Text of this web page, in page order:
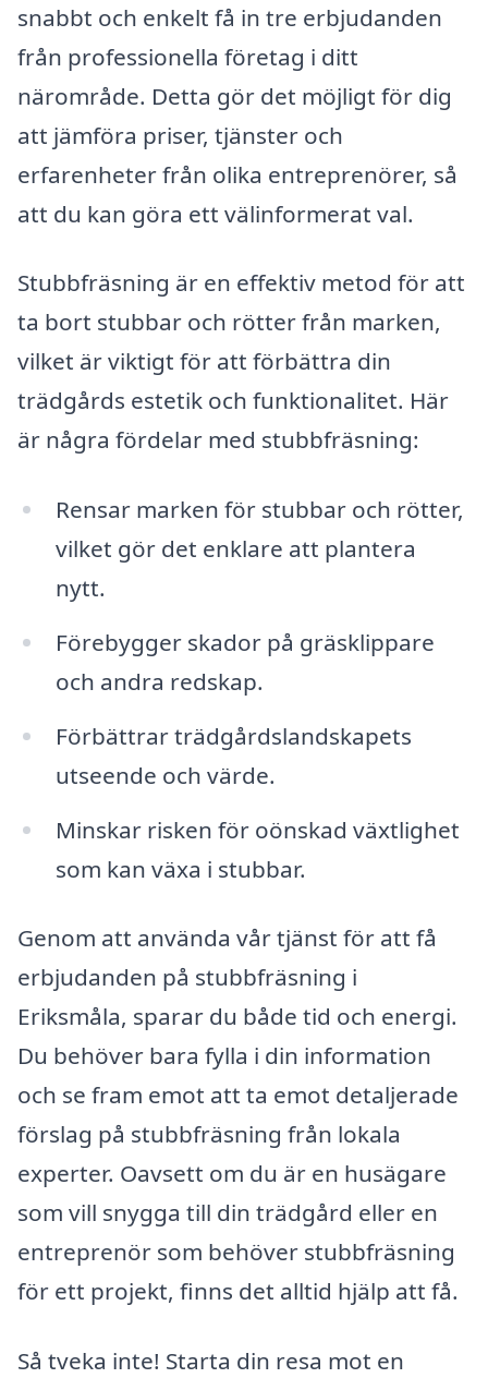
snabbt och enkelt få in tre erbjudanden
från professionella företag i ditt
närområde. Detta gör det möjligt för dig
att jämföra priser, tjänster och
erfarenheter från olika entreprenörer, så
att du kan göra ett välinformerat val.
Stubbfräsning är en effektiv metod för att
ta bort stubbar och rötter från marken,
vilket är viktigt för att förbättra din
trädgårds estetik och funktionalitet. Här
är några fördelar med stubbfräsning:
Rensar marken för stubbar och rötter,
vilket gör det enklare att plantera
nytt.
Förebygger skador på gräsklippare
och andra redskap.
Förbättrar trädgårdslandskapets
utseende och värde.
Minskar risken för oönskad växtlighet
som kan växa i stubbar.
Genom att använda vår tjänst för att få
erbjudanden på stubbfräsning i
Eriksmåla, sparar du både tid och energi.
Du behöver bara fylla i din information
och se fram emot att ta emot detaljerade
förslag på stubbfräsning från lokala
experter. Oavsett om du är en husägare
som vill snygga till din trädgård eller en
entreprenör som behöver stubbfräsning
för ett projekt, finns det alltid hjälp att få.
Så tveka inte! Starta din resa mot en